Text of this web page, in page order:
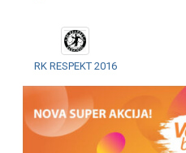
RK RESPEKT 2016